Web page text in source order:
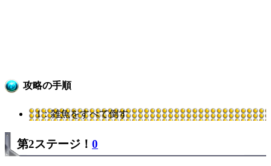
攻略の手順
1：雑魚をすべて倒す
第2ステージ！ 0